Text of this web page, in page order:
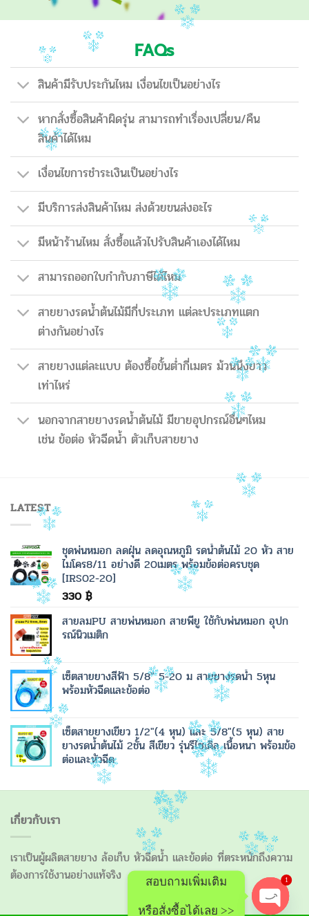
FAQs
สินค้ามีรับประกันไหม เงื่อนไขเป็นอย่างไร
หากสั่งซื้อสินค้าผิดรุ่น สามารถทำเรื่องเปลี่ยน/คืน
สินค้าได้ไหม
เงื่อนไขการชำระเงินเป็นอย่างไร
มีบริการส่งสินค้าไหม ส่งด้วยขนส่งอะไร
มีหน้าร้านไหม สั่งซื้อแล้วไปรับสินค้าเองได้ไหม
สามารถออกใบกำกับภาษีได้ไหม
สายยางรดน้ำต้นไม้มีกี่ประเภท แต่ละประเภทแตก
ต่างกันอย่างไร
สายยางแต่ละแบบ ต้องซื้อขั้นต่ำกี่เมตร ม้วนนึงยาว
เท่าไหร่
นอกจากสายยางรดน้ำต้นไม้ มีขายอุปกรณ์อื่นๆไหม
เช่น ข้อต่อ หัวฉีดน้ำ ตัวเก็บสายยาง
LATEST
ชุดพ่นหมอก ลดฝุ่น ลดอุณหภูมิ รดน้ำต้นไม้ 20 หัว สาย
ไมโคร8/11 อย่างดี 20เมตร พร้อมข้อต่อครบชุด
[IRS02-20]
330 ฿
สายลมPU สายพ่นหมอก สายพียู ใช้กับพ่นหมอก อุปก
รณ์นิวเมติก
เซ็ตสายยางสีฟ้า 5/8" 5-20 ม สายยางรดน้ำ 5หุน
พร้อมหัวฉีดและข้อต่อ
เซ็ตสายยางเขียว 1/2"(4 หุน) และ 5/8"(5 หุน) สาย
ยางรดน้ำต้นไม้ 2ชั้น สีเขียว รุ่นรีไซเคิล เนื้อหนา พร้อมข้อ
ต่อและหัวฉีด
เกี่ยวกับเรา
เราเป็นผู้ผลิตสายยาง ล้อเก็บ หัวฉีดน้ำ และข้อต่อ ที่ตระหนักถึงความ
ต้องการใช้งานอย่างแท้จริง
สอบถามเพิ่มเติม
หรือสั่งซื้อได้เลย >>
1